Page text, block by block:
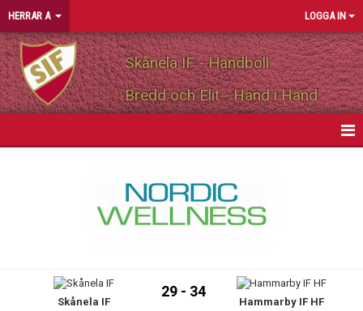
HERRAR A LOGGA IN
Skånela IF - Handboll
Bredd och Elit - Hand i Hand
Skånela IF
29 - 34
Hammarby IF HF